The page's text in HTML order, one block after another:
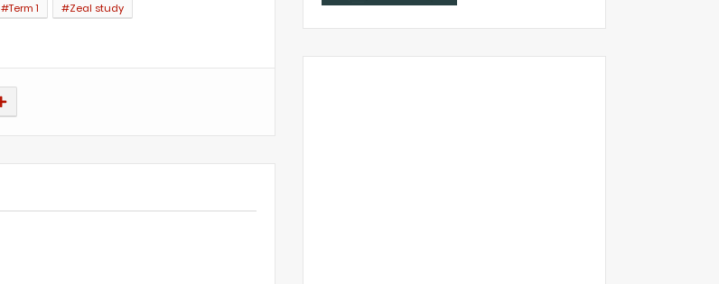
#Term 1
#Zeal study